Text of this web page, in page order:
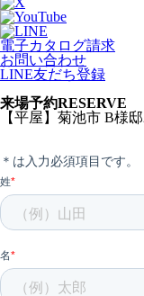
電子カタログ請求
お問い合わせ
LINE友だち登録
来場予約RESERVE
【平屋】菊池市 B様